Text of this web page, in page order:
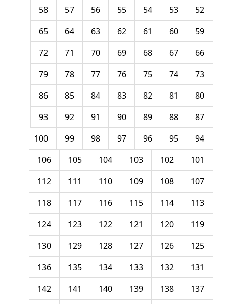
52
53
54
55
56
57
58
59
60
61
62
63
64
65
66
67
68
69
70
71
72
73
74
75
76
77
78
79
80
81
82
83
84
85
86
87
88
89
90
91
92
93
94
95
96
97
98
99
100
101
102
103
104
105
106
107
108
109
110
111
112
113
114
115
116
117
118
119
120
121
122
123
124
125
126
127
128
129
130
131
132
133
134
135
136
137
138
139
140
141
142